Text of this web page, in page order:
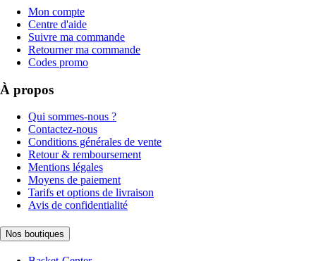
Mon compte
Centre d'aide
Suivre ma commande
Retourner ma commande
Codes promo
À propos
Qui sommes-nous ?
Contactez-nous
Conditions générales de vente
Retour & remboursement
Mentions légales
Moyens de paiement
Tarifs et options de livraison
Avis de confidentialité
Nos boutiques